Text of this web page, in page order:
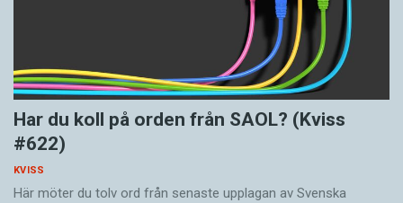
Har du koll på orden från SAOL? (Kviss
#622)
KVISS
Här möter du tolv ord från senaste upplagan av Svenska